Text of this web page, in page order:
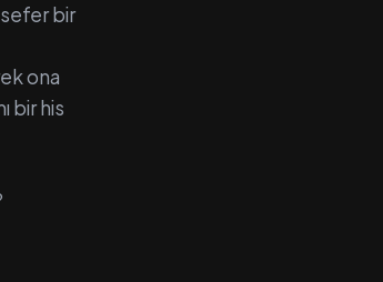
sefer bir
ona
bir his